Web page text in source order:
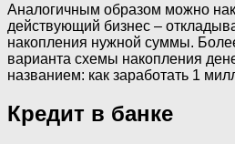
Аналогичным образом можно
действующий бизнес –
накопления нужной суммы.
варианта схемы накопления
названием: как заработать 1
Кредит в банке